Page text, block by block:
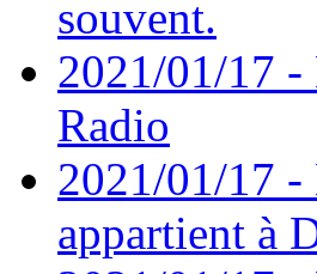
souvent.
2021/01/17 -
Radio
2021/01/17 -
appartient à